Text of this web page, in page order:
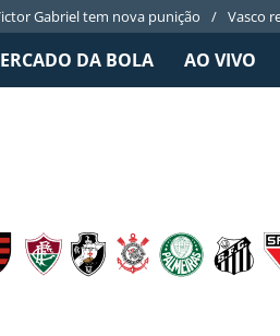
Gabriel tem nova punição Vasco
DA BOLA AO VIVO